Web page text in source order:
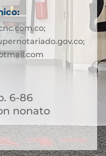
6-86
nonato